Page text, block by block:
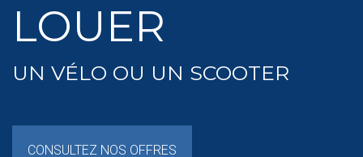
LOUER
UN VÉLO OU UN SCOOTER
CONSULTEZ NOS OFFRES